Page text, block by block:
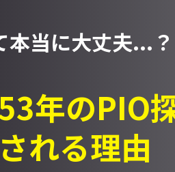
本当に大丈夫...？
年のPIO
れる理由